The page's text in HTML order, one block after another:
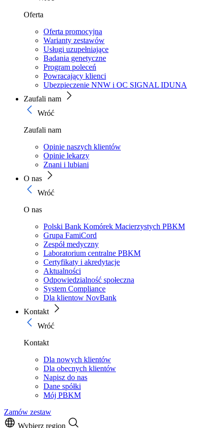
Oferta
Oferta promocyjna
Warianty zestawów
Usługi uzupełniające
Badania genetyczne
Program poleceń
Powracający klienci
Ubezpieczenie NNW i OC SIGNAL IDUNA
Zaufali nam
Wróć
Zaufali nam
Opinie naszych klientów
Opinie lekarzy
Znani i lubiani
O nas
Wróć
O nas
Polski Bank Komórek Macierzystych PBKM
Grupa FamiCord
Zespół medyczny
Laboratorium centralne PBKM
Certyfikaty i akredytacje
Aktualności
Odpowiedzialność społeczna
System Compliance
Dla klientow NovBank
Kontakt
Wróć
Kontakt
Dla nowych klientów
Dla obecnych klientów
Napisz do nas
Dane spółki
Mój PBKM
Zamów zestaw
Wybierz region